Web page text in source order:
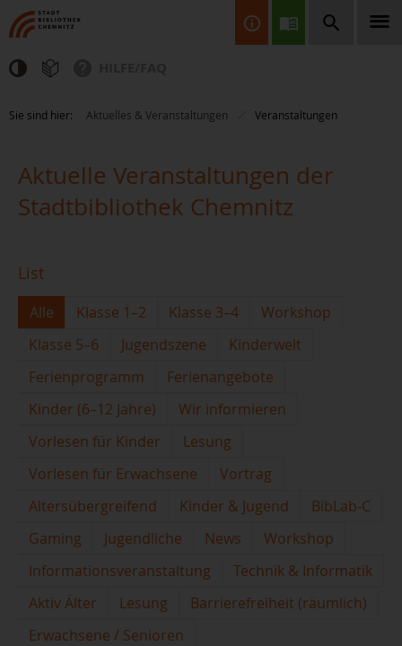
Finden Sie Informationen, Bücher, CDs & DVDs, Spiele, BluRays,
Zeitschriften und vieles mehr...
Sie sind hier: Aktuelles & Veranstaltungen Veranstaltungen
Aktuelle Veranstaltungen der
Stadtbibliothek Chemnitz
List
Alle Klasse 1–2 Klasse 3–4
Workshop
Klasse 5–6
Jugendszene
Kinderwelt
Ferienprogramm
Ferienangebote
Kinder (6–12 Jahre)
Wir informieren
Vorlesen für Kinder
Lesung
Vorlesen für Erwachsene
Vortrag
Altersübergreifend
Kinder & Jugend
BibLab-C
Gaming
Jugendliche News
Workshop
Informationsveranstaltung
Technik & Informatik
Aktiv Älter
Lesung
Barrierefreiheit (räumlich)
Erwachsene / Senioren